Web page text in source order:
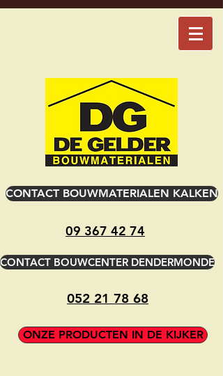
CONTACT BOUWMATERIALEN KALKEN
09 367 42 74
CONTACT BOUWCENTER DENDERMONDE
052 21 78 68
ONZE PRODUCTEN IN DE KIJKER